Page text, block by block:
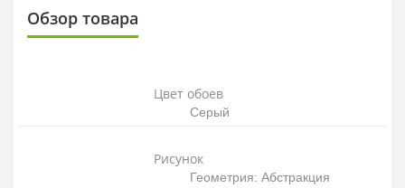
Обзор товара
Цвет обоев
Серый
Рисунок
Геометрия: Абстракция